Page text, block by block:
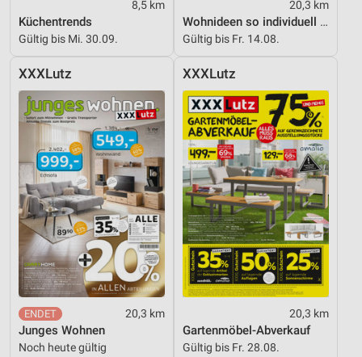
8,5 km
Küchentrends
Gültig bis Mi. 30.09.
20,3 km
Wohnideen so individuell wie du!
Gültig bis Fr. 14.08.
XXXLutz
20,3 km
Junges Wohnen
Noch heute gültig
XXXLutz
20,3 km
Gartenmöbel-Abverkauf
Gültig bis Fr. 28.08.